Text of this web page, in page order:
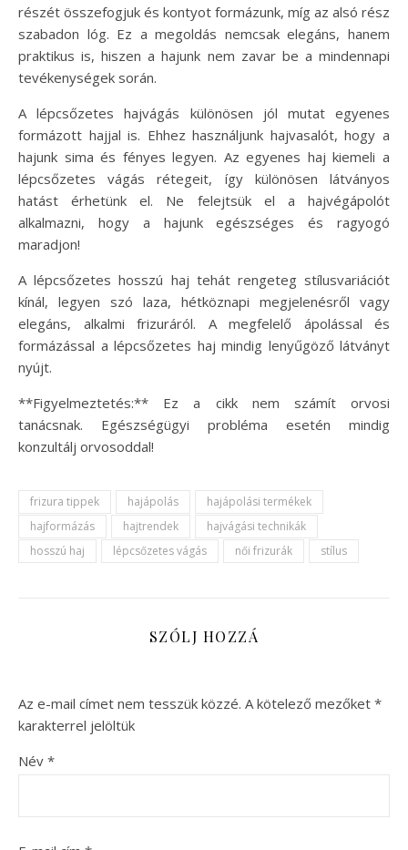
részét összefogjuk és kontyot formázunk, míg az alsó rész
szabadon lóg. Ez a megoldás nemcsak elegáns, hanem
praktikus is, hiszen a hajunk nem zavar be a mindennapi
tevékenységek során.
A lépcsőzetes hajvágás különösen jól mutat egyenes
formázott hajjal is. Ehhez használjunk hajvasalót, hogy a
hajunk sima és fényes legyen. Az egyenes haj kiemeli a
lépcsőzetes vágás rétegeit, így különösen látványos
hatást érhetünk el. Ne felejtsük el a hajvégápolót
alkalmazni, hogy a hajunk egészséges és ragyogó
maradjon!
A lépcsőzetes hosszú haj tehát rengeteg stílusvariációt
kínál, legyen szó laza, hétköznapi megjelenésről vagy
elegáns, alkalmi frizuráról. A megfelelő ápolással és
formázással a lépcsőzetes haj mindig lenyűgöző látványt
nyújt.
**Figyelmeztetés:** Ez a cikk nem számít orvosi
tanácsnak. Egészségügyi probléma esetén mindig
konzultálj orvosoddal!
frizura tippek hajápolás
hajápolási termékek
hajformázás
hajtrendek
hajvágási technikák
hosszú haj
lépcsőzetes vágás női frizurák stílus
SZÓLJ HOZZÁ
Az e-mail címet nem tesszük közzé. A kötelező mezőket *
karakterrel jelöltük
Név *